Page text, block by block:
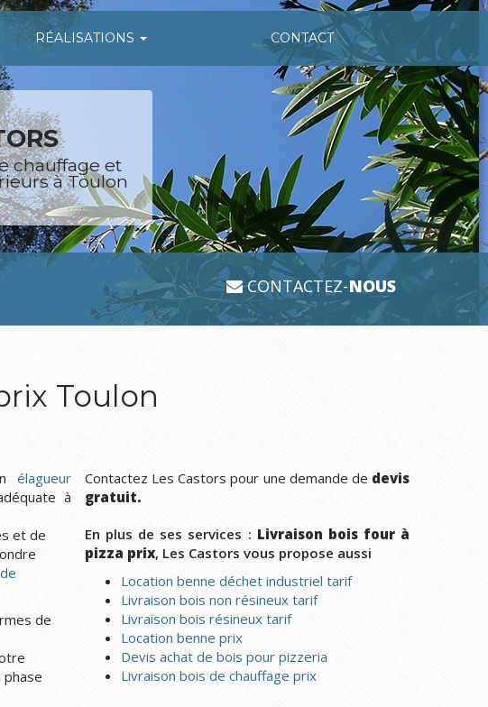
RÉALISATIONS CONTACT
chauffage et
à Toulon
CONTACTEZ-NOUS
Toulon
élagueur
à
et de
de
Contactez Les Castors pour une demande de devis
gratuit.
En plus de ses services : Livraison bois four à
pizza prix, Les Castors vous propose aussi
Location benne déchet industriel tarif
Livraison bois non résineux tarif
Livraison bois résineux tarif
Location benne prix
Devis achat de bois pour pizzeria
Livraison bois de chauffage prix